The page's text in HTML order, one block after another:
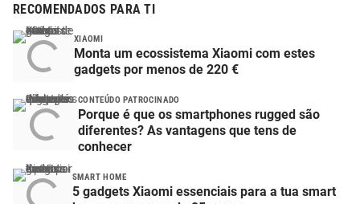
RECOMENDADOS PARA TI
XIAOMI
Monta um ecossistema Xiaomi com estes
gadgets por menos de 220 €
CONTEÚDO PATROCINADO
Porque é que os smartphones rugged são
diferentes? As vantagens que tens de
conhecer
SMART HOME
5 gadgets Xiaomi essenciais para a tua smart